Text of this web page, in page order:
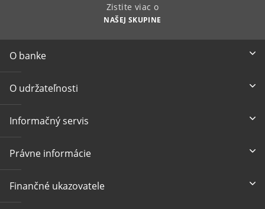
Zistite viac o
NAŠEJ SKUPINE
O banke
O udržateľnosti
Informačný servis
Právne informácie
Finančné ukazovatele